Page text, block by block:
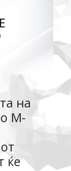
на
М-
ќе